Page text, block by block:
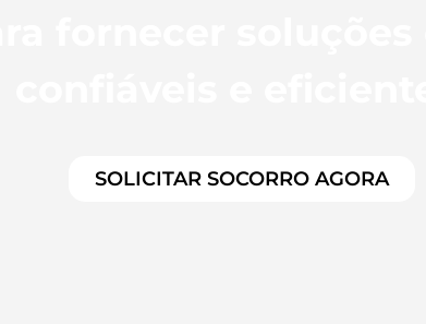
SOLICITAR SOCORRO AGORA